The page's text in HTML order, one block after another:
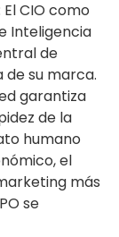
CIO como
Inteligencia
de
de su marca.
garantiza
de la
humano
el
más
se